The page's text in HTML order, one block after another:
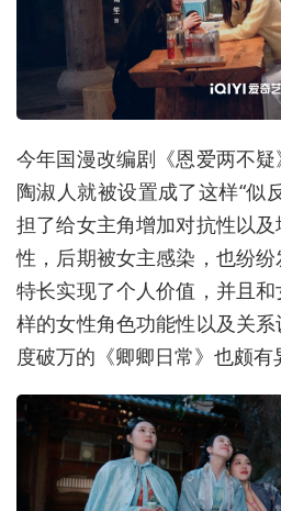
今年国漫改编剧《恩爱两不
陶淑人就被设置成了这样“似
担了给女主角增加对抗性以
性，后期被女主感染，也纷
特长实现了个人价值，并且
样的女性角色功能性以及关
度破万的《卿卿日常》也颇有